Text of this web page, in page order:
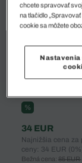
%
34 EUR
Najnižšia cena za
ceny: 34 EUR
Bežná cena: 85 EUR
chcete spravovať
na tlačidlo
cookie sa môžete
Nastavenia